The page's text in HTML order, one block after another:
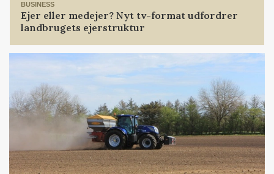
BUSINESS
Ejer eller medejer? Nyt tv-format udfordrer
landbrugets ejerstruktur